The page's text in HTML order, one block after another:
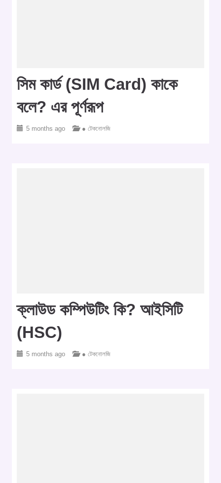
সিম কার্ড (SIM Card) কাকে
বলে? এর পূর্ণরূপ
5 months ago ● টেকনোলজি
ক্লাউড কম্পিউটিং কি? আইসিটি
(HSC)
5 months ago ● টেকনোলজি